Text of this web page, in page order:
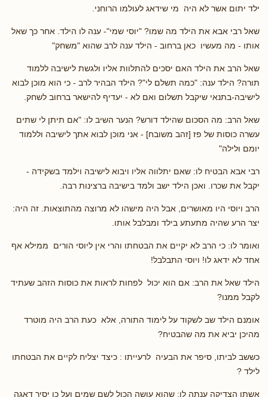
ילד יתום אשר לא היה מי שידאג לעולמו הרוחני.
שאל רבי אבא את הילד מה שמו? "יוסי שמי"- ענה לו הילד. אחר כך שאל
אותו - מה מעשיו כאן ברחוב - הילד ענה לרב שהוא "משחק"
שאל הרב את הילד האם יסכים להתלוות אליו ולגשת לישיבה ללמוד
תורה? הילד ענה: "כמה תשלם לי"? הילד הבהיר לרב - כי הוא מוכן לבוא
לישיבה-בתנאי שיקבל תשלום ואם לא - יעדיף להישאר ברחוב לשחק.
שאל הרב: מה הסכום שהילד דורש? הנער השיב לו: "אם תיתן לי שתים
עשרה כוסות של פז [זהב משובח] - אני מוכן לבוא אתך לישיבה וללמוד
יומם ולילה"
רבי אבא הבטיח לו: שאם יתלווה אליו ויבוא לישיבה וילמד בשקידה -
יקבל את שכרו. ואכן הילד ישב ולמד בישיבה ברצינות רבה.
הרב ויוסי היו מאושרים, אבל היה מישהו לא מרוצה מהתוצאות. זה היה:
יצר הרע שהיה מתעתע בילד ומבלבל אותו.
ואומר לו: כי הרב לא יקיים את הבטחתו והרי אין ליוסי הורים ממילא אף
אחד לא ידאג לו! ויוסי התבלבל!
הילד שאל את הרב: אם הוא יכול לפחות לראות את כוסות הזהב שעתיד
לקבל ממנו?
אומנם הילד שב לשקוד על לימוד התורה, אלא כעת הרב היה מוטרד
מהיכן יביא את מה שהבטיח?
כששב לביתו, סיפר את הבעיה לרעייתו : כיצד יצליח לקיים את הבטחתו
לילד ?
אשתו הצדיקה ענתה לו: שהוא עושה הכול לשם שמים ועל כן יסיר דאגה